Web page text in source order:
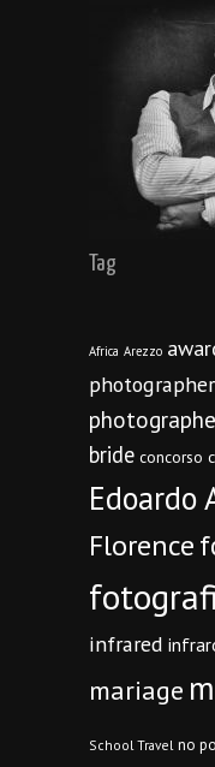
Tag
Africa Arezzo
photographer
bride concorso
Edoardo
Florence
infrared
mariage
School Travel no